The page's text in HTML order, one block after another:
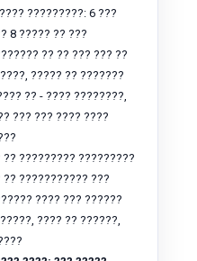
?????????: 6 ???
8 ????? ?? ???
?? ?? ??? ??? ??
????? ?? ???????
?? - ???? ????????,
??? ??? ???? ????
?? ????????? ?????????
??????????? ???
???? ??? ??????
???? ?? ??????,